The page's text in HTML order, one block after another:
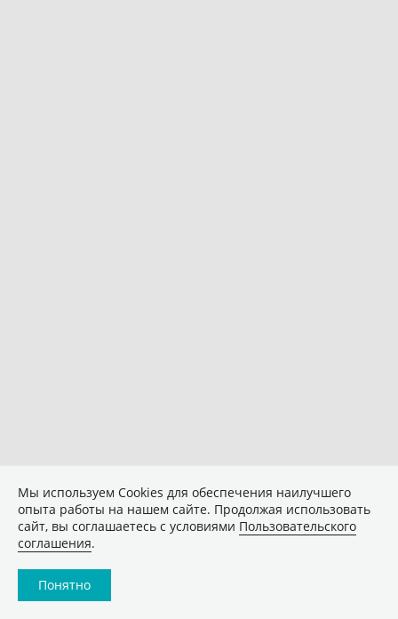
Мы используем Сookies для обеспечения наилучшего
опыта работы на нашем сайте. Продолжая использовать
сайт, вы соглашаетесь с условиями Пользовательского
соглашения.
Понятно